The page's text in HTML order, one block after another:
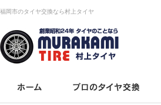
福岡市のタイヤ交換なら村上タイヤ